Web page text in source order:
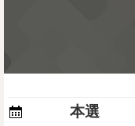
本選